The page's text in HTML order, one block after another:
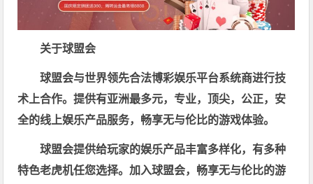
关于球盟会
球盟会与世界领先合法博彩娱乐平台系统商进行技
术上合作。提供有亚洲最多元，专业，顶尖，公正，安
全的线上娱乐产品服务，畅享无与伦比的游戏体验。
球盟会提供给玩家的娱乐产品丰富多样化，有多种
特色老虎机任您选择。加入球盟会，畅享无与伦比的游